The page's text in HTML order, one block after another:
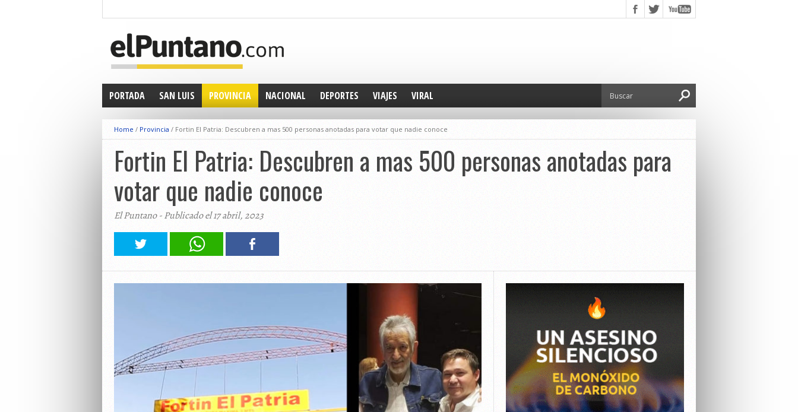
PORTADA SAN LUIS PROVINCIA NACIONAL DEPORTES VIAJES VIRAL
Home / Provincia / Fortin El Patria: Descubren a mas 500 personas anotadas para votar que nadie conoce
Fortin El Patria: Descubren a mas 500 personas anotadas para
votar que nadie conoce
El Puntano - Publicado el 17 abril, 2023